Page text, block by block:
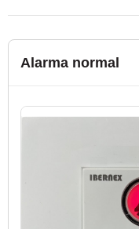
Alarma normal